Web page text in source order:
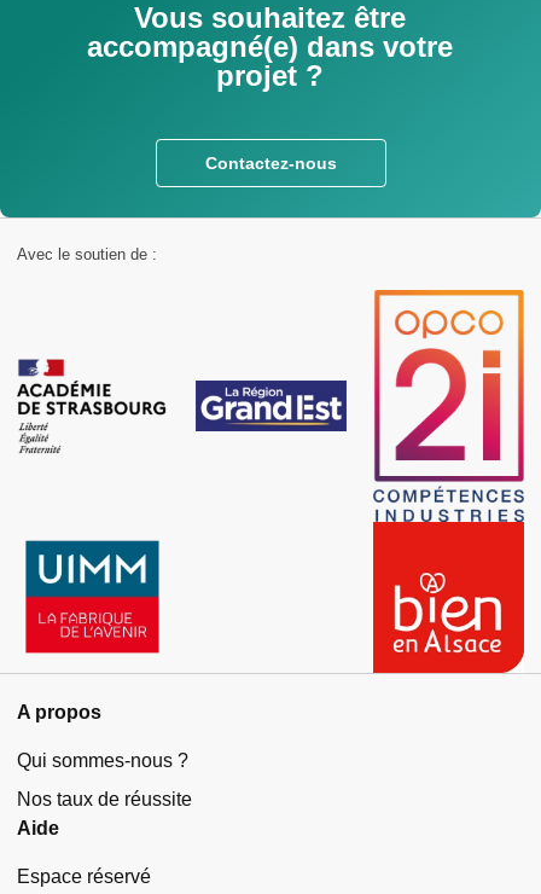
Vous souhaitez être
accompagné(e) dans votre
projet ?
Contactez-nous
A propos
Qui sommes-nous ?
Nos taux de réussite
Aide
Espace réservé
Avec le soutien de :